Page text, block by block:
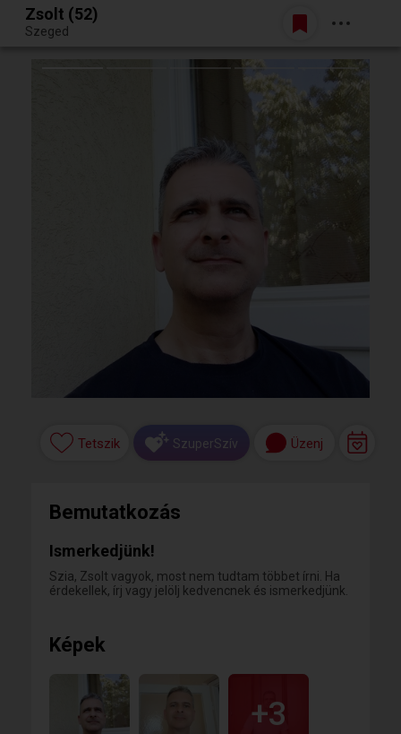
Egy jó randiból bármi lehet.
Belépés
Zsolt (52)
Szeged
Tetszik SzuperSzív Üzenj
Bemutatkozás
Ismerkedjünk!
Szia, Zsolt vagyok, most nem tudtam többet írni. Ha
érdekellek, írj vagy jelölj kedvencnek és ismerkedjünk.
Képek
+3